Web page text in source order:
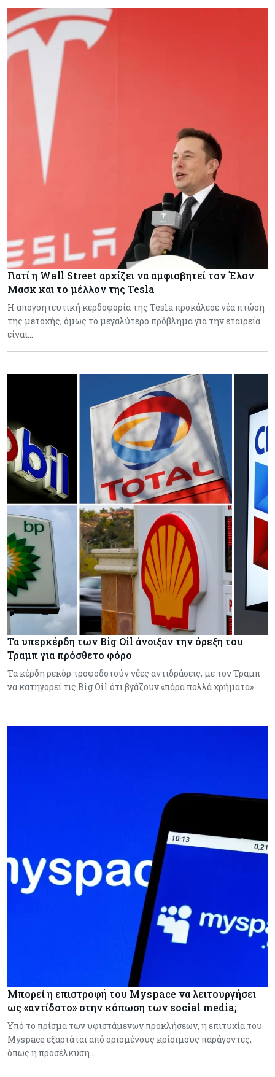
Γιατί η Wall Street αρχίζει να αμφισβητεί τον Έλον
Μασκ και το μέλλον της Tesla
Η απογοητευτική κερδοφορία της Tesla προκάλεσε νέα πτώση
της μετοχής, όμως το μεγαλύτερο πρόβλημα για την εταιρεία
είναι…
Τα υπερκέρδη των Big Oil άνοιξαν την όρεξη του
Τραμπ για πρόσθετο φόρο
Τα κέρδη ρεκόρ τροφοδοτούν νέες αντιδράσεις, με τον Τραμπ
να κατηγορεί τις Big Oil ότι βγάζουν «πάρα πολλά χρήματα»
Μπορεί η επιστροφή του Myspace να λειτουργήσει
ως «αντίδοτο» στην κόπωση των social media;
Υπό το πρίσμα των υφιστάμενων προκλήσεων, η επιτυχία του
Myspace εξαρτάται από ορισμένους κρίσιμους παράγοντες,
όπως η προσέλκυση…